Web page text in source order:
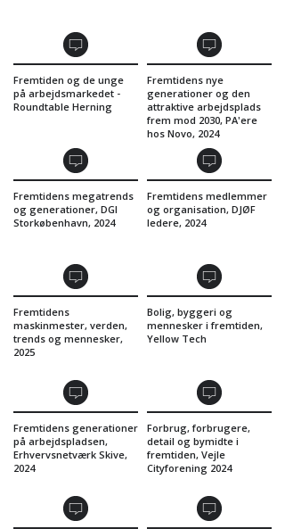
Fremtiden og de unge
på arbejdsmarkedet -
Roundtable Herning
Fremtidens nye
generationer og den
attraktive arbejdsplads
frem mod 2030, PA'ere
hos Novo, 2024
Fremtidens megatrends
og generationer, DGI
Storkøbenhavn, 2024
Fremtidens medlemmer
og organisation, DJØF
ledere, 2024
Fremtidens
maskinmester, verden,
trends og mennesker,
2025
Bolig, byggeri og
mennesker i fremtiden,
Yellow Tech
Fremtidens generationer
på arbejdspladsen,
Erhvervsnetværk Skive,
2024
Forbrug, forbrugere,
detail og bymidte i
fremtiden, Vejle
Cityforening 2024